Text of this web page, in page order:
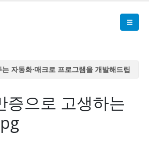
자동화·매크로 프로그램을 개발해드립
는 자동화·매크로 프로그램을 개발해드립
니다
자동화·매크로 프로그램을 개발해드립
증으로 고생하는